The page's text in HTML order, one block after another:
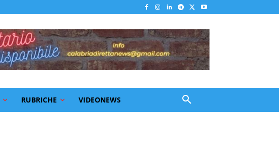
RUBRICHE VIDEONEWS